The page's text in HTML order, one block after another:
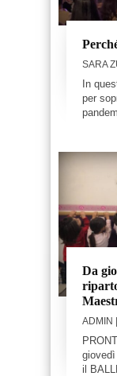
SARA
In
per
Da
ADMIN
il